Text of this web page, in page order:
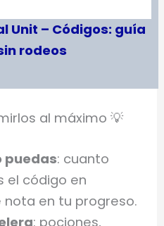
Unit – Códigos: guía
rodeos
al máximo 💡
puedas: cuanto
el código en
nota en tu progreso.
: pociones,